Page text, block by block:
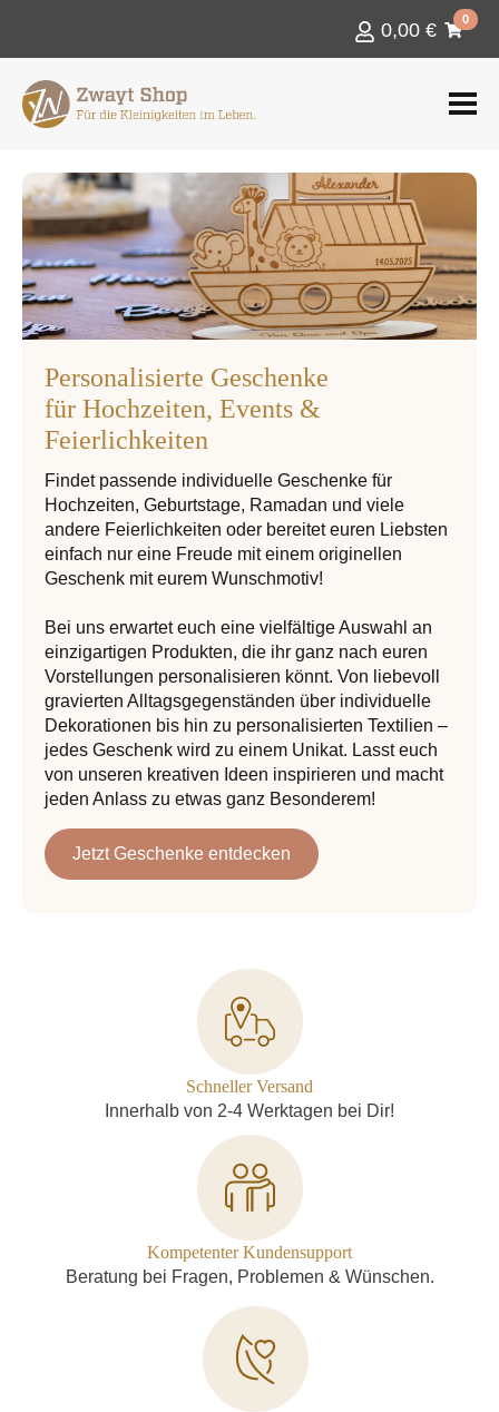
0,00 € 0
Personalisierte Geschenke
für Hochzeiten, Events &
Feierlichkeiten
Findet passende individuelle Geschenke für
Hochzeiten, Geburtstage, Ramadan und viele
andere Feierlichkeiten oder bereitet euren Liebsten
einfach nur eine Freude mit einem originellen
Geschenk mit eurem Wunschmotiv!
Bei uns erwartet euch eine vielfältige Auswahl an
einzigartigen Produkten, die ihr ganz nach euren
Vorstellungen personalisieren könnt. Von liebevoll
gravierten Alltagsgegenständen über individuelle
Dekorationen bis hin zu personalisierten Textilien –
jedes Geschenk wird zu einem Unikat. Lasst euch
von unseren kreativen Ideen inspirieren und macht
jeden Anlass zu etwas ganz Besonderem!
Jetzt Geschenke entdecken
Schneller Versand
Innerhalb von 2-4 Werktagen bei Dir!
Kompetenter Kundensupport
Beratung bei Fragen, Problemen & Wünschen.